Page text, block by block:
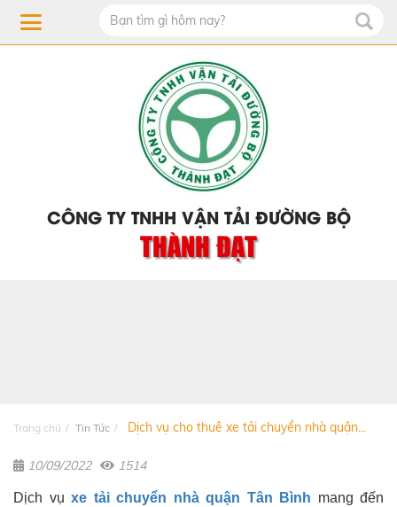
CÔNG TY TNHH VẬN TẢI ĐƯỜNG BỘ
THÀNH ĐẠT
Trang chủ Tin Tức Dịch vụ cho thuê xe tải chuyển nhà quận...
10/09/2022 1514
Dịch vụ xe tải chuyển nhà quận Tân Bình mang đến